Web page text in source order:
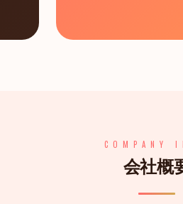
COMPANY
会社概